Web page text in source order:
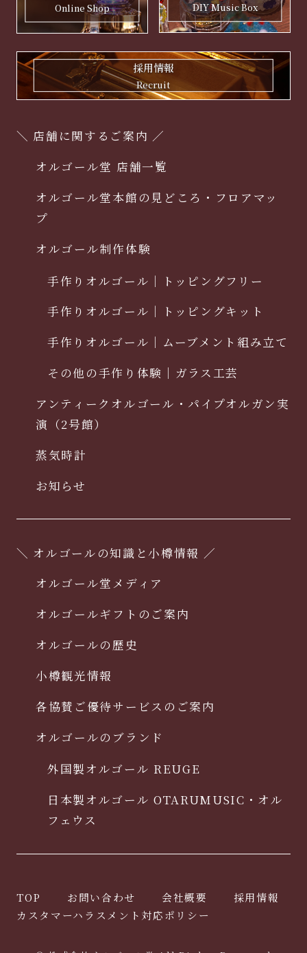
Online Shop DIY Music Box
採用情報
Recruit
＼ 店舗に関するご案内 ／
オルゴール堂 店舗一覧
オルゴール堂本館の見どころ・フロアマッ
プ
オルゴール制作体験
手作りオルゴール｜トッピングフリー
手作りオルゴール｜トッピングキット
手作りオルゴール｜ムーブメント組み立て
その他の手作り体験｜ガラス工芸
アンティークオルゴール・パイプオルガン実
演（2号館）
蒸気時計
お知らせ
＼ オルゴールの知識と小樽情報 ／
オルゴール堂メディア
オルゴールギフトのご案内
オルゴールの歴史
小樽観光情報
各協賛ご優待サービスのご案内
オルゴールのブランド
外国製オルゴール REUGE
日本製オルゴール OTARUMUSIC・オル
フェウス
TOP お問い合わせ 会社概要
採用情報
カスタマーハラスメント対応ポリシー